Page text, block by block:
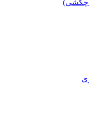
چکشی)